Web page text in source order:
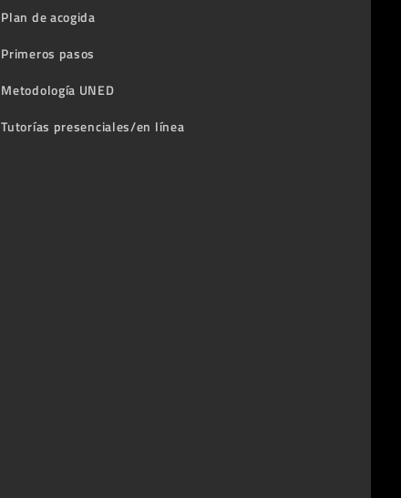
Plan de acogida
Primeros pasos
Metodología UNED
Tutorías presenciales/en línea